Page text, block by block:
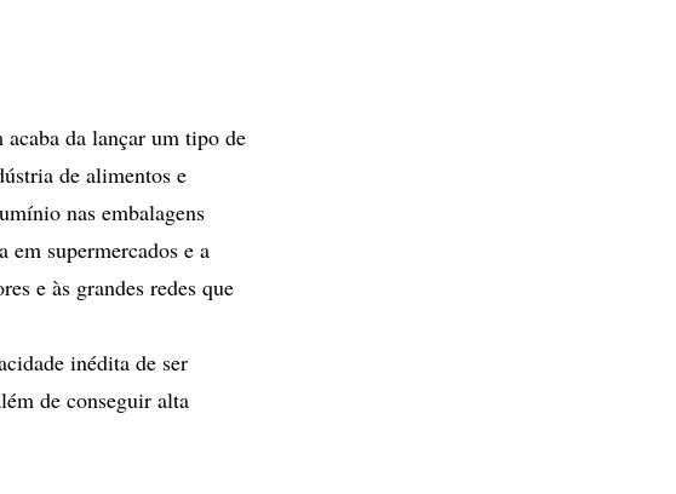
da lançar um tipo de
de alimentos e
nas embalagens
em supermercados e a
e às grandes redes que
inédita de ser
de conseguir alta